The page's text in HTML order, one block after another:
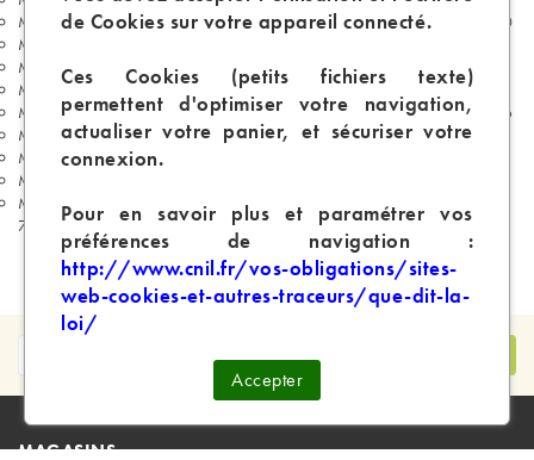
Magasin de cigarette électronique 10e arrondissement de Paris 75010
Magasin de cigarette électronique 13e arrondissement de Paris 75013
Magasin de cigarette électronique 14e arrondissement de Paris 75014
Magasin de cigarette électronique 15e arrondissement de Paris 75015
Magasin de cigarette électronique 16e arrondissement de Paris 75016
Magasin de cigarette électronique 17e arrondissement de Paris 75017
Magasin de cigarette électronique 18e arrondissement de Paris 75018
Magasin de cigarette électronique 19e arrondissement de Paris 75019
Magasin de cigarette électronique 20e arrondissement de Paris
75020
MAGASINS
de Cookies sur votre appareil connecté.
Ces Cookies (petits fichiers texte)
permettent d'optimiser votre navigation,
actualiser votre panier, et sécuriser votre
connexion.
Pour en savoir plus et paramétrer vos
préférences de navigation :
http://www.cnil.fr/vos-obligations/sites-
web-cookies-et-autres-traceurs/que-dit-la-
loi/
Accepter